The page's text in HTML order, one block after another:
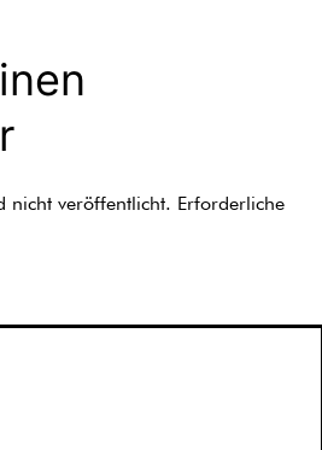
nicht veröffentlicht. Erforderliche